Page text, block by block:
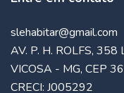
slehabitar@gmail.com
AV. P. H. ROLFS, 358
VICOSA - MG, CEP
CRECI: J005292